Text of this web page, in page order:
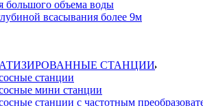
большого объема воды
всасывания более 9м
СТАНЦИИ
станции
мини станции
станции с частотным